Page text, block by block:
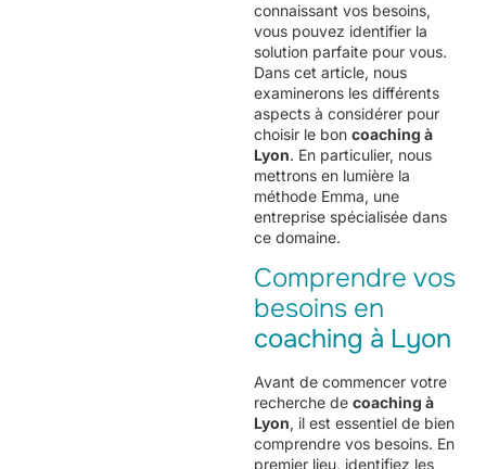
connaissant vos besoins,
vous pouvez identifier la
solution parfaite pour vous.
Dans cet article, nous
examinerons les différents
aspects à considérer pour
choisir le bon coaching à
Lyon. En particulier, nous
mettrons en lumière la
méthode Emma, une
entreprise spécialisée dans
ce domaine.
Comprendre vos
besoins en
coaching à Lyon
Avant de commencer votre
recherche de coaching à
Lyon, il est essentiel de bien
comprendre vos besoins. En
premier lieu, identifiez les